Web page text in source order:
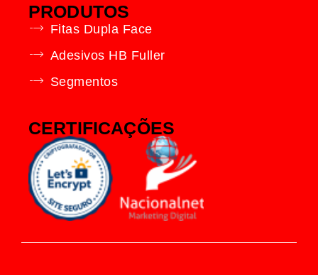
PRODUTOS
Fitas Dupla Face
Adesivos HB Fuller
Segmentos
CERTIFICAÇÕES